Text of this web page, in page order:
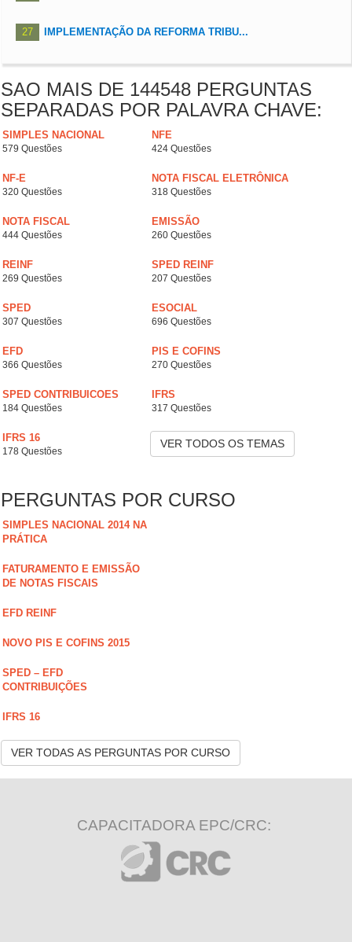
27 IMPLEMENTAÇÃO DA REFORMA TRIBU...
SAO MAIS DE 144548 PERGUNTAS
SEPARADAS POR PALAVRA CHAVE:
SIMPLES NACIONAL
579 Questões
NFE
424 Questões
NF-E
320 Questões
NOTA FISCAL ELETRÔNICA
318 Questões
NOTA FISCAL
444 Questões
EMISSÃO
260 Questões
REINF
269 Questões
SPED REINF
207 Questões
SPED
307 Questões
ESOCIAL
696 Questões
EFD
366 Questões
PIS E COFINS
270 Questões
SPED CONTRIBUICOES
184 Questões
IFRS
317 Questões
IFRS 16
178 Questões
VER TODOS OS TEMAS
PERGUNTAS POR CURSO
SIMPLES NACIONAL 2014 NA
PRÁTICA
FATURAMENTO E EMISSÃO
DE NOTAS FISCAIS
EFD REINF
NOVO PIS E COFINS 2015
SPED – EFD
CONTRIBUIÇÕES
IFRS 16
VER TODAS AS PERGUNTAS POR CURSO
CAPACITADORA EPC/CRC: